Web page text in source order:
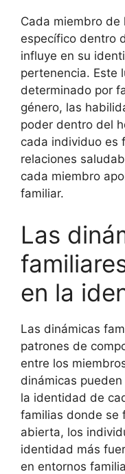
Cada miembro de
específico dentro
influye en su
pertenencia. Este
determinado por
género, las
poder dentro del
cada individuo es
relaciones
cada miembro
familiar.
Las
en la
Las dinámicas
patrones de
entre los
dinámicas
la identidad de
familias donde se
abierta, los
identidad más
en entornos